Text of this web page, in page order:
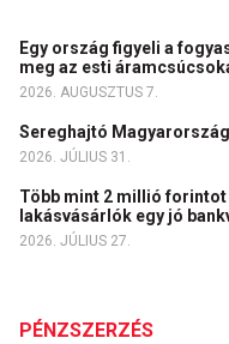
Egy ország figyeli a
meg az esti
2026. AUGUSZTUS 7.
Sereghajtó
2026. JÚLIUS 31.
Több mint 2 millió
lakásvásárlók egy jó
2026. JÚLIUS 27.
PÉNZSZERZÉS